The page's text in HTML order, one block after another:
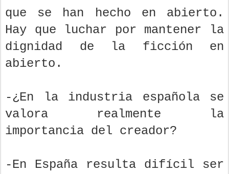
que se han hecho en abierto.
Hay que luchar por mantener la
dignidad de la ficción en
abierto.
-¿En la industria española se
valora realmente la
importancia del creador?
-En España resulta difícil ser